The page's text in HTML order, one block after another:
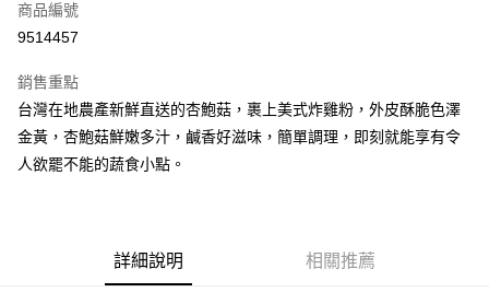
LINE Pay
街口支付
悠遊付
商品編號
9514457
銷售重點
台灣在地農產新鮮直送的杏鮑菇，裹上美式炸雞粉，外皮酥脆色澤
金黃，杏鮑菇鮮嫩多汁，鹹香好滋味，簡單調理，即刻就能享有令
人欲罷不能的蔬食小點。
詳細說明 相關推薦